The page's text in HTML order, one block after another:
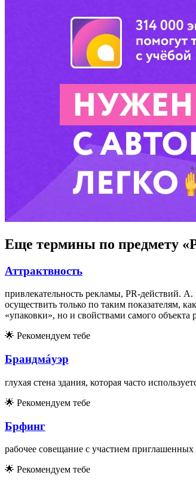
Еще термины по предмету
Аттрактвность
привлекательность рекламы, PR-действий.
осуществить только по таким показателям,
«упаковки», но и свойствами самого
🌟 Рекомендуем тебе
Брандмáуэр
глухая стена здания, которая часто
🌟 Рекомендуем тебе
Брфинг
рабочее совещание с участием
🌟 Рекомендуем тебе